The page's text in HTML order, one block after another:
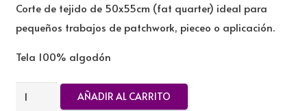
Corte de tejido de 50x55cm (fat quarter) ideal para
pequeños trabajos de patchwork, pieceo o aplicación.
Tela 100% algodón
FAT
AÑADIR AL CARRITO